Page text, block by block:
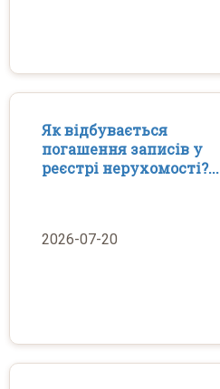
Як відбувається
погашення записів у
реєстрі нерухомості?...
2026-07-20